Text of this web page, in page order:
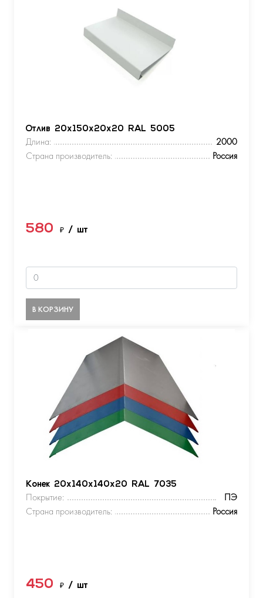
Отлив 20х150х20х20 RAL 5005
Длина:
2000
Страна производитель:
Россия
580 ₽ / шт
В КОРЗИНУ
Конек 20х140х140х20 RAL 7035
Покрытие:
ПЭ
Страна производитель:
Россия
450 ₽ / шт